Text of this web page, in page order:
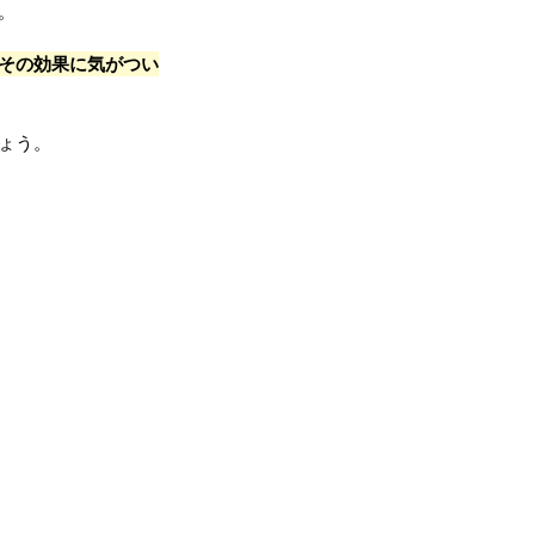
の効果に気がつい
う。